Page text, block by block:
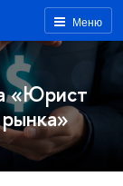
Меню
«Юрист